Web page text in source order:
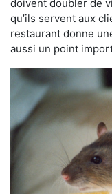
doivent doubler de
qu’ils servent aux
restaurant donne
aussi un point